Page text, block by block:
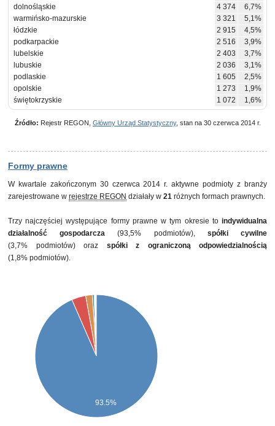
dolnośląskie
4 374
6,7%
warmińsko-mazurskie
3 321
5,1%
łódzkie
2 915
4,5%
podkarpackie
2 516
3,9%
lubelskie
2 403
3,7%
lubuskie
2 036
3,1%
podlaskie
1 605
2,5%
opolskie
1 273
1,9%
świętokrzyskie
1 072 1,6%
Źródło: Rejestr REGON, Główny Urząd Statystyczny, stan na 30 czerwca 2014 r.
Formy prawne
W kwartale zakończonym 30 czerwca 2014 r. aktywne podmioty z branży
zarejestrowane w rejestrze REGON działały w 21 różnych formach prawnych.
Trzy najczęściej występujące formy prawne w tym okresie to indywidualna
działalność gospodarcza (93,5% podmiotów), spółki cywilne
(3,7% podmiotów) oraz spółki z ograniczoną odpowiedzialnością
(1,8% podmiotów).
93.5%